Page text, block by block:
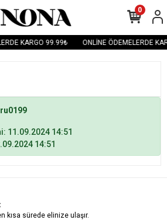
KARGO 99.99₺ ONLİNE ÖDEMELERDE
0
11.09.2024 14:51
14:51
kısa sürede elinize ulaşır.